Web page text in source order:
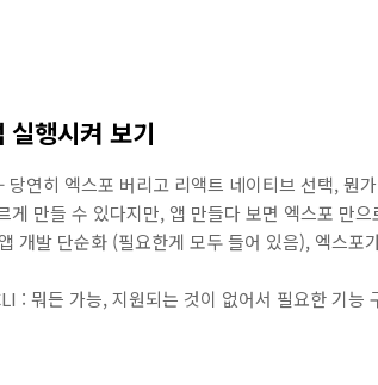
행시켜 보기
- 당연히 엑스포 버리고 리액트 네이티브 선택, 뭔
게 만들 수 있다지만, 앱 만들다 보면 엑스포 만
개발 단순화 (필요한게 모두 들어 있음), 엑스
: 뭐든 가능, 지원되는 것이 없어서 필요한 기능